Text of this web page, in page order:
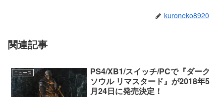
kuroneko8920
関連記事
ニュース
PS4/XB1/スイッチ/PCで『ダーク
ソウル リマスタード』が2018年5
月24日に発売決定！